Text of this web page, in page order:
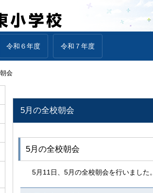
令和６年度 令和７年度
会
5月の全校朝会
5月の全校朝会
5月11日、5月の全校朝会を行いました。